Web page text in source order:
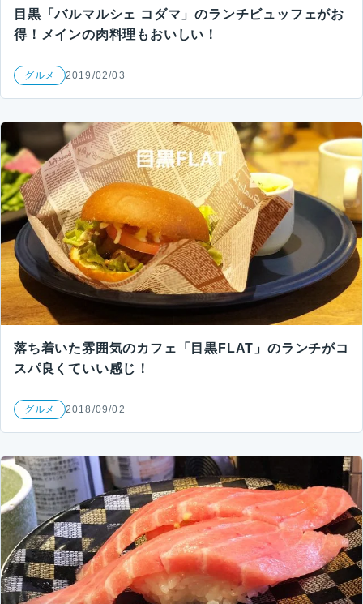
目黒「バルマルシェ コダマ」のランチビュッフェがお
得！メインの肉料理もおいしい！
グルメ 2019/02/03
落ち着いた雰囲気のカフェ「目黒FLAT」のランチがコ
スパ良くていい感じ！
グルメ 2018/09/02